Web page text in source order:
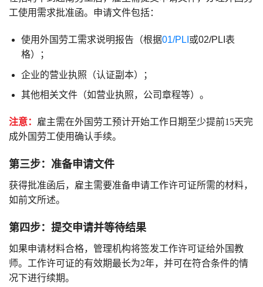
工使用需求批准函。申请文件包括：
使用外国劳工需求说明报告（根据01/PLI 或02/PLI表
格）；
企业的营业执照（认证副本）；
其他相关文件（如营业执照，公司章程等）。
注意： 雇主需在外国劳工预计开始工作日期至少提前15天完
成外国劳工使用确认手续。
第三步：准备申请文件
获得批准函后，雇主需要准备申请工作许可证所需的材料，
如前文所述。
第四步：提交申请并等待结果
如果申请材料合格，管理机构将签发工作许可证给外国教
师。工作许可证的有效期最长为2年，并可在符合条件的情
况下进行续期。